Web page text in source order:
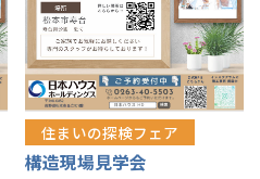
住まいの探検フェア
構造現場見学会